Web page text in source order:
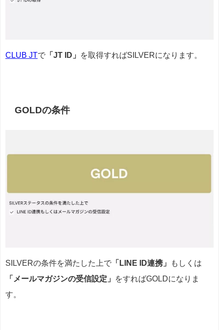
CLUB JTで 「JT ID」 を取得すればSILVERになります。
GOLDの条件
SILVERの条件を満たした上で 「LINE ID連携」
もしくは
「メールマガジンの受信設定」
をすればGOLDになりま
す。